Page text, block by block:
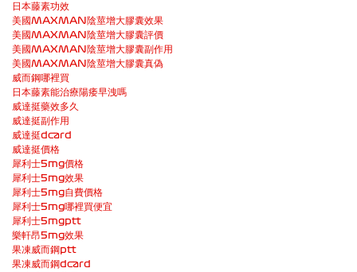
日本藤素功效
美國MAXMAN陰莖增大膠囊效果
美國MAXMAN陰莖增大膠囊評價
美國MAXMAN陰莖增大膠囊副作用
美國MAXMAN陰莖增大膠囊真偽
威而鋼哪裡買
日本藤素能治療陽痿早洩嗎
威達挺藥效多久
威達挺副作用
威達挺dcard
威達挺價格
犀利士5mg價格
犀利士5mg效果
犀利士5mg自費價格
犀利士5mg哪裡買便宜
犀利士5mgptt
樂軒昂5mg效果
果凍威而鋼ptt
果凍威而鋼dcard